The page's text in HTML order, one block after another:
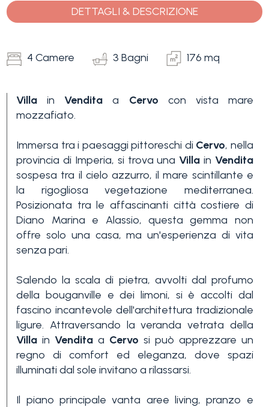
DETTAGLI & DESCRIZIONE
4 Camere 3 Bagni 176 mq
Villa in Vendita a Cervo con vista mare
mozzafiato.
Immersa tra i paesaggi pittoreschi di Cervo, nella
provincia di Imperia, si trova una Villa in Vendita
sospesa tra il cielo azzurro, il mare scintillante e
la rigogliosa vegetazione mediterranea.
Posizionata tra le affascinanti città costiere di
Diano Marina e Alassio, questa gemma non
offre solo una casa, ma un'esperienza di vita
senza pari.
Salendo la scala di pietra, avvolti dal profumo
della bouganville e dei limoni, si è accolti dal
fascino incantevole dell'architettura tradizionale
ligure. Attraversando la veranda vetrata della
Villa in Vendita a Cervo si può apprezzare un
regno di comfort ed eleganza, dove spazi
illuminati dal sole invitano a rilassarsi.
Il piano principale vanta aree living, pranzo e
Terreni
Prezzo
Camere
minime
Qualsiasi
2
3+